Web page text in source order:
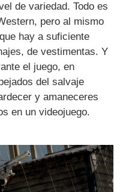
de variedad. Todo es
pero al mismo
hay a suficiente
de vestimentas. Y
el juego, en
del salvaje
y amaneceres
en un videojuego.